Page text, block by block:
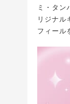
ミ・タン
リジナル
フィール